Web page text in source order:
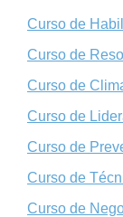
Curso de
Curso de
Curso de
Curso de
Curso de
Curso de
Curso de